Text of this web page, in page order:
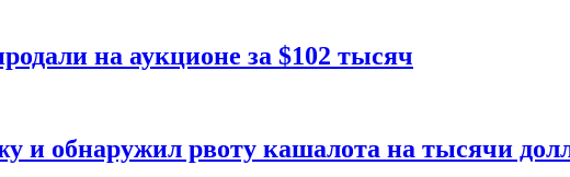
на аукционе за $102 тысяч
и обнаружил рвоту кашалота на тысячи